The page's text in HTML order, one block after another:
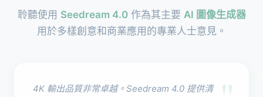
聆聽使用 Seedream 4.0作為其主要 AI 圖像生成器
用於多樣創意和商業應用的專業人士意見。
4K 輸出品質非常卓越。Seedream 4.0 提供清